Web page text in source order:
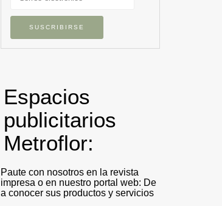
Espacios
publicitarios
Metroflor:
Paute con nosotros en la revista
impresa o en nuestro portal web: De
a conocer sus productos y servicios